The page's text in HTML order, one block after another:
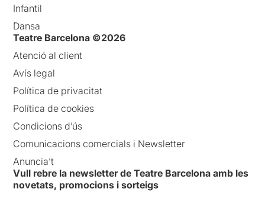
Infantil
Dansa
Teatre Barcelona ©2026
Atenció al client
Avís legal
Política de privacitat
Política de cookies
Condicions d’ús
Comunicacions comercials i Newsletter
Anuncia’t
Vull rebre la newsletter de Teatre Barcelona amb les
novetats, promocions i sorteigs